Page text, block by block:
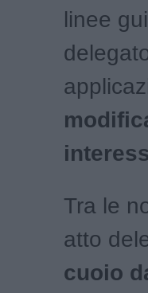
linee
Tra le
atto
cuoio